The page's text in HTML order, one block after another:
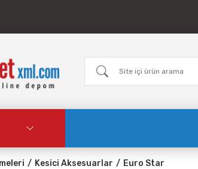
Kesici Aksesuarlar Euro Star